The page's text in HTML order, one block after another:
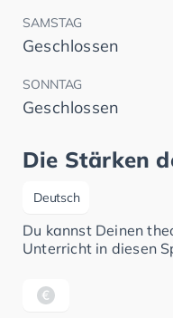
SAMSTAG
Geschlossen
SONNTAG
Geschlossen
Die Stärken
Deutsch
Du kannst Deinen
Unterricht in diesen